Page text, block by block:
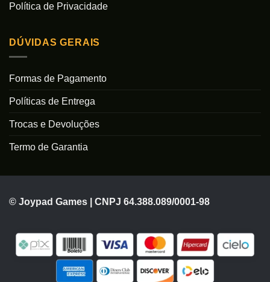
Política de Privacidade
DÚVIDAS GERAIS
Formas de Pagamento
Políticas de Entrega
Trocas e Devoluções
Termo de Garantia
© Joypad Games | CNPJ 64.388.089/0001-98